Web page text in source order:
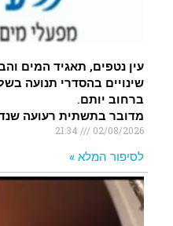
עין נטפים, תאגיד המים
שינויים בהסדרי תנועה
ברחוב יותם.
מדובר בתשתית רעועה
02/08/2026
לסיפור המלא »